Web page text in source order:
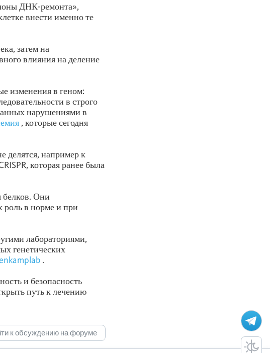
ДНК-ремонта»,
внести именно те
затем на
влияния на деление
изменения в геном:
в строго
нарушениями в
, которые сегодня
делятся, например к
которая ранее была
белков. Они
роль в норме и при
лабораториями,
генетических
.
и безопасность
путь к лечению
к обсуждению на форуме